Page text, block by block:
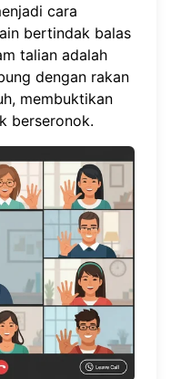
cara
bertindak balas
talian adalah
dengan rakan
membuktikan
berseronok.